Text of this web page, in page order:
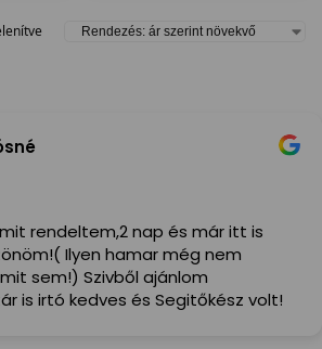
rendeltem,2 nap és már itt is
Ilyen hamar még nem
sem!) Szivből ajánlom
is irtó kedves és Segitőkész volt!